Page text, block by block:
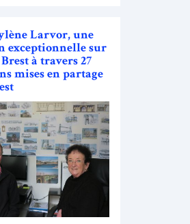
Larvor, une
exceptionnelle sur
à travers 27
mises en partage